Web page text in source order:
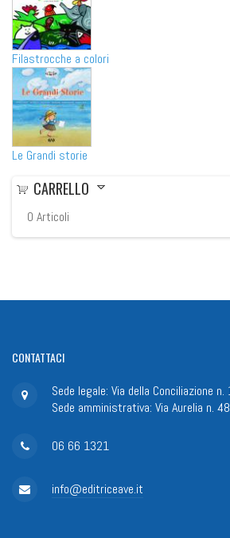
Filastrocche a colori
Le Grandi storie
CARRELLO
0 Articoli
CONTATTACI
Sede legale: Via della Conciliazione
Sede amministrativa: Via Aurelia n.
06 66 1321
info@editriceave.it